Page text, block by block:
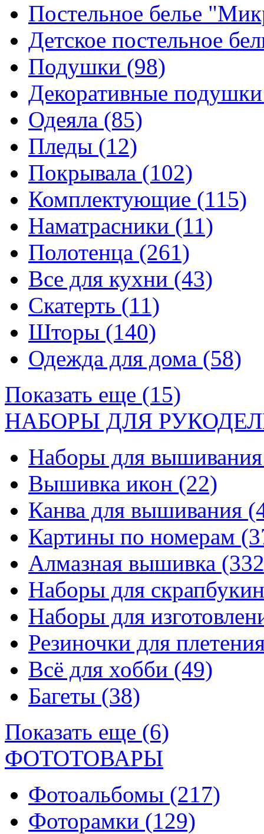
Постельное белье
Детское постельное
Подушки (98)
Декоративные
Одеяла (85)
Пледы (12)
Покрывала (102)
Комплектующие (115)
Наматрасники (11)
Полотенца (261)
Все для кухни (43)
Скатерть (11)
Шторы (140)
Одежда для дома (58)
Показать еще (15)
НАБОРЫ ДЛЯ
Наборы для
Вышивка икон (22)
Канва для вышивания
Картины по номерам
Алмазная вышивка
Наборы для
Наборы для
Резиночки для
Всё для хобби (49)
Багеты (38)
Показать еще (6)
ФОТОТОВАРЫ
Фотоальбомы (217)
Фоторамки (129)